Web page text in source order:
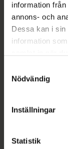
information
annons- och
Dessa kan i sin
information
återkalla ditt
lagligheten av
Nödvändig
Inställningar
Statistik
- Kan
- Kan
- Kan
- Kan
sondnäringar
EAN: